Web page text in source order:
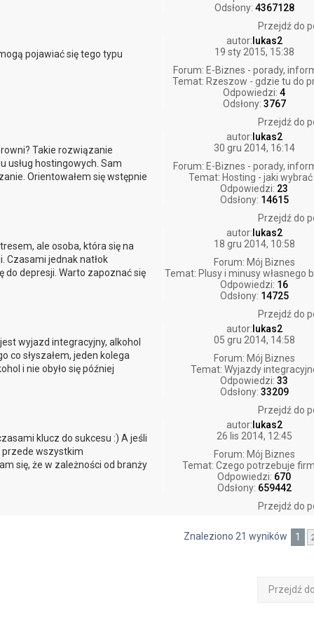
Odsłony: 4367128
Przejdź do
autor: lukas2
19 sty 2015, 15:38
Forum: E-Biznes - porady,
Temat: Rzeszow - gdzie tu do
Odpowiedzi:4
Odsłony: 3767
pojawiać się tego typu
Przejdź do
autor: lukas2
30 gru 2014, 16:14
Forum: E-Biznes - porady,
Temat: Hosting - jaki wybrać
Odpowiedzi: 23
Odsłony: 14615
Takie rozwiązanie
usług hostingowych. Sam
Orientowałem się wstępnie
Przejdź do
autor: lukas2
18 gru 2014, 10:58
Forum: Mój Biznes
Temat: Plusy i minusy własnego
Odpowiedzi: 16
Odsłony: 14725
ale osoba, która się na
Czasami jednak natłok
depresji. Warto zapoznać się
Przejdź do
autor: lukas2
05 gru 2014, 14:58
Forum: Mój Biznes
Temat: Wyjazdy
Odpowiedzi:33
Odsłony: 33209
wyjazd integracyjny, alkohol
co słyszałem, jeden kolega
i nie obyło się później
Przejdź do
autor: lukas2
26 lis 2014, 12:45
Forum: Mój Biznes
Temat:Czego potrzebuje
Odpowiedzi: 670
Odsłony: 659442
klucz do sukcesu :) A jeśli
wszystkim
się, że w zależności od branży
Przejdź do
Znaleziono 21 wyników 1
Przejdź